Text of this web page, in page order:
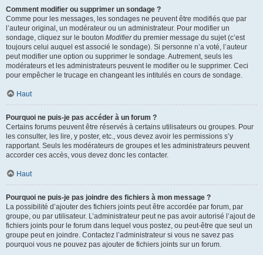
Comment modifier ou supprimer un sondage ?
Comme pour les messages, les sondages ne peuvent être modifiés que par
l’auteur original, un modérateur ou un administrateur. Pour modifier un
sondage, cliquez sur le bouton Modifierdu premier message du sujet (c’est
toujours celui auquel est associé le sondage). Si personne n’a voté, l’auteur
peut modifier une option ou supprimer le sondage. Autrement, seuls les
modérateurs et les administrateurs peuvent le modifier ou le supprimer. Ceci
pour empêcher le trucage en changeant les intitulés en cours de sondage.
Haut
Pourquoi ne puis-je pas accéder à un forum ?
Certains forums peuvent être réservés à certains utilisateurs ou groupes. Pour
les consulter, les lire, y poster, etc., vous devez avoir les permissions s’y
rapportant. Seuls les modérateurs de groupes et les administrateurs peuvent
accorder ces accès, vous devez donc les contacter.
Haut
Pourquoi ne puis-je pas joindre des fichiers à mon message ?
La possibilité d’ajouter des fichiers joints peut être accordée par forum, par
groupe, ou par utilisateur. L’administrateur peut ne pas avoir autorisé l’ajout de
fichiers joints pour le forum dans lequel vous postez, ou peut-être que seul un
groupe peut en joindre. Contactez l’administrateur si vous ne savez pas
pourquoi vous ne pouvez pas ajouter de fichiers joints sur un forum.